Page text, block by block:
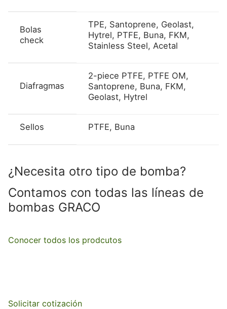
Bolas
check
TPE, Santoprene, Geolast,
Hytrel, PTFE, Buna, FKM,
Stainless Steel, Acetal
Diafragmas
2-piece PTFE, PTFE OM,
Santoprene, Buna, FKM,
Geolast, Hytrel
Sellos PTFE, Buna
¿Necesita otro tipo de bomba?
Contamos con todas las líneas de
bombas GRACO
Conocer todos los prodcutos
Solicitar cotización